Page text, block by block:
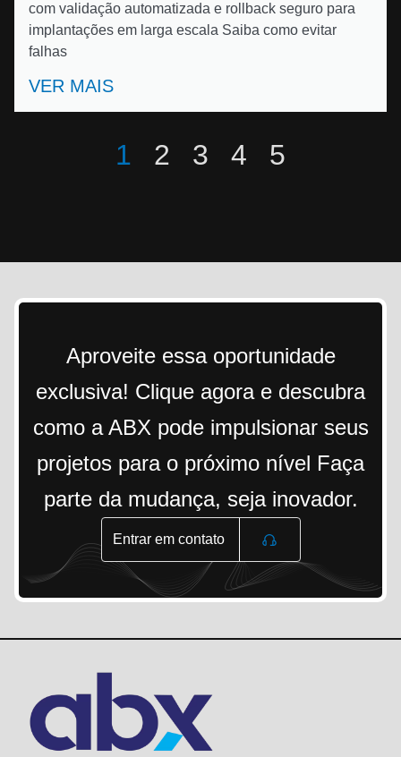
com validação automatizada e rollback seguro para
implantações em larga escala Saiba como evitar
falhas
VER MAIS
1 2 3 4 5
Aproveite essa oportunidade
exclusiva! Clique agora e descubra
como a ABX pode impulsionar seus
projetos para o próximo nível Faça
parte da mudança, seja inovador.
Entrar em contato